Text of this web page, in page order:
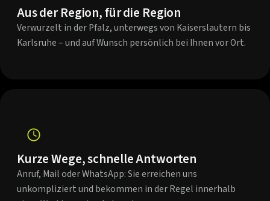
Aus der Region, für die Region
Verwurzelt in der Pfalz, unterwegs von Kaiserslautern bis
Karlsruhe – und auf Wunsch persönlich bei Ihnen vor Ort.
Kurze Wege, schnelle Antworten
Anruf, Mail oder WhatsApp: Sie erreichen uns
unkompliziert und bekommen in der Regel innerhalb